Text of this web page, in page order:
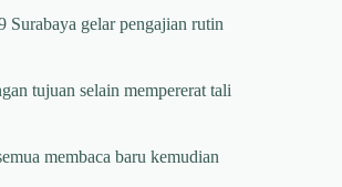
Surabaya gelar pengajian rutin
tujuan selain mempererat tali
membaca baru kemudian